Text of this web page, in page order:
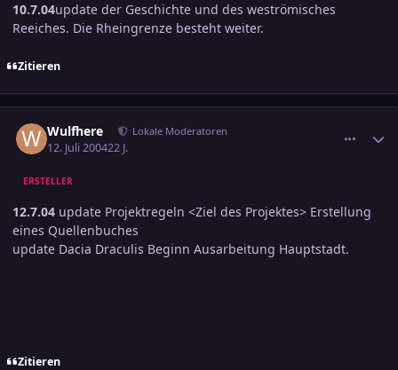
10.7.04update der Geschichte und des weströmisches
Reeiches. Die Rheingrenze besteht weiter.
Zitieren
Wulfhere Lokale Moderatoren
12. Juli 200422 J.
ERSTELLER
12.7.04 update Projektregeln <Ziel des Projektes> Erstellung
eines Quellenbuches
update Dacia Draculis Beginn Ausarbeitung Hauptstadt.
Zitieren